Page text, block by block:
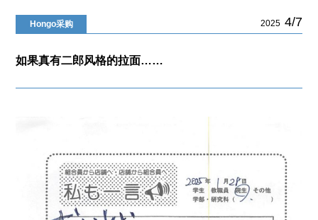
Hongo采购 2025 4/7
如果真有二郎风格的拉面……